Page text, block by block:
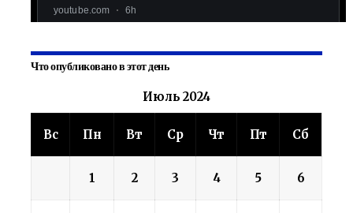
Что опубликовано в этот день
Июль 2024
Вс Пн Вт Ср Чт Пт Сб
1 2 3 4 5 6